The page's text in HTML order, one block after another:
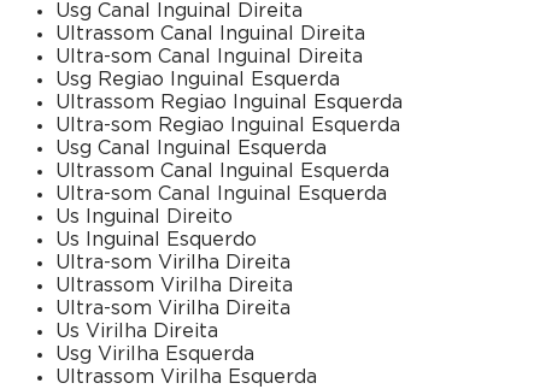
Usg Canal Inguinal Direita
Ultrassom Canal Inguinal Direita
Ultra-som Canal Inguinal Direita
Usg Regiao Inguinal Esquerda
Ultrassom Regiao Inguinal Esquerda
Ultra-som Regiao Inguinal Esquerda
Usg Canal Inguinal Esquerda
Ultrassom Canal Inguinal Esquerda
Ultra-som Canal Inguinal Esquerda
Us Inguinal Direito
Us Inguinal Esquerdo
Ultra-som Virilha Direita
Ultrassom Virilha Direita
Ultra-som Virilha Direita
Us Virilha Direita
Usg Virilha Esquerda
Ultrassom Virilha Esquerda